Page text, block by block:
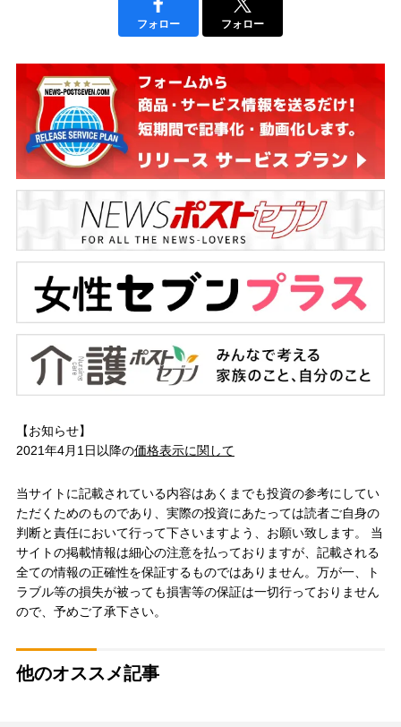
フォロー フォロー
【お知らせ】
2021年4月1日以降の価格表示に関して
当サイトに記載されている内容はあくまでも投資の参考にしてい
ただくためのものであり、実際の投資にあたっては読者ご自身の
判断と責任において行って下さいますよう、お願い致します。 当
サイトの掲載情報は細心の注意を払っておりますが、記載される
全ての情報の正確性を保証するものではありません。万が一、ト
ラブル等の損失が被っても損害等の保証は一切行っておりません
ので、予めご了承下さい。
他のオススメ記事